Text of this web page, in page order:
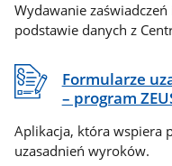
Wydawanie
podstawie danych z
Formularze
– program
Aplikacja, która wspiera
uzasadnień wyroków.